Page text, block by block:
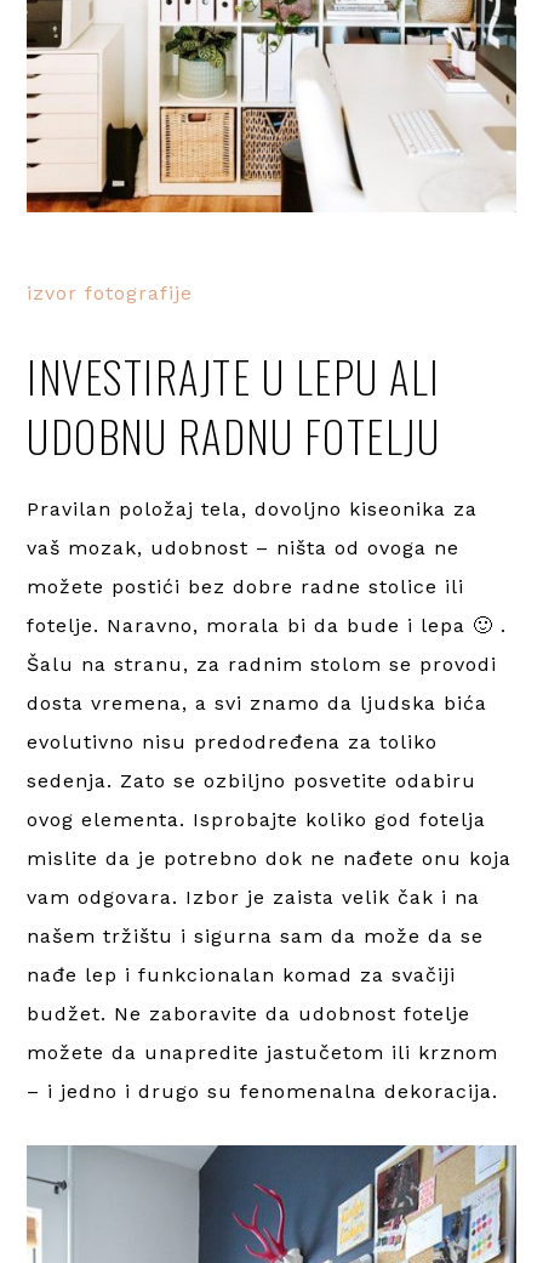
izvor fotografije
INVESTIRAJTE U LEPU ALI
UDOBNU RADNU FOTELJU
Pravilan položaj tela, dovoljno kiseonika za
vaš mozak, udobnost – ništa od ovoga ne
možete postići bez dobre radne stolice ili
fotelje. Naravno, morala bi da bude i lepa 🙂 .
Šalu na stranu, za radnim stolom se provodi
dosta vremena, a svi znamo da ljudska bića
evolutivno nisu predodređena za toliko
sedenja. Zato se ozbiljno posvetite odabiru
ovog elementa. Isprobajte koliko god fotelja
mislite da je potrebno dok ne nađete onu koja
vam odgovara. Izbor je zaista velik čak i na
našem tržištu i sigurna sam da može da se
nađe lep i funkcionalan komad za svačiji
budžet. Ne zaboravite da udobnost fotelje
možete da unapredite jastučetom ili krznom
– i jedno i drugo su fenomenalna dekoracija.